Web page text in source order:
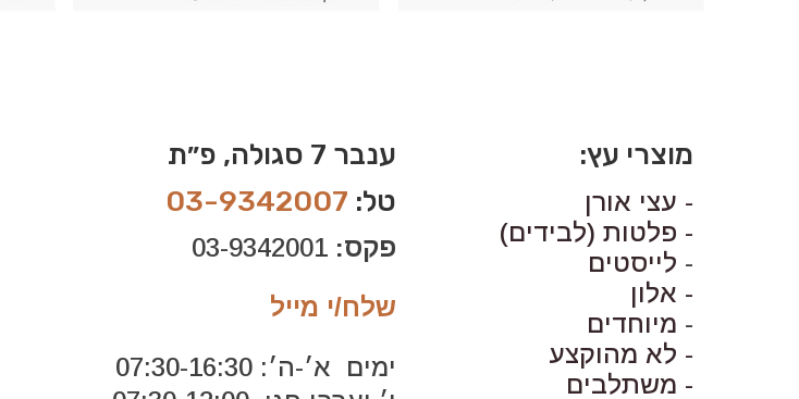
ענבר 7 סגולה, פ״ת
טל: 03-9342007
פקס:
שלח/י מייל
ימים א׳-ה׳: 07:30-16:30
מוצרי עץ:
- עצי אורן
- פלטות (לבידים)
- לייסטים
- אלון
- מיוחדים
- לא מהוקצע
- משתלבים